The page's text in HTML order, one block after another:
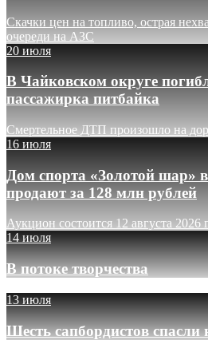
Скачки цен на топливо, острая
очереди на АЗС
20 июля
В Чайковском округе
пассажирка питбайка
Смертельное ДТП произошло на
16 июля
Дом спорта «Золотой шар»
продают за 128 млн рублей
Аукцион состоится 12 августа 2026
14 июля
В потоке творчества
13 июля
Шесть сапбордистов спасли